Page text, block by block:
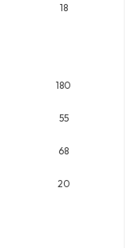
18
180
55
68
20